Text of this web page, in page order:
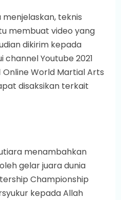
teknis
membuat video yang
dikirim kepada
channel Youtube 2021
Online World Martial Arts
disaksikan terkait
menambahkan
gelar juara dunia
Championship
kepada Allah